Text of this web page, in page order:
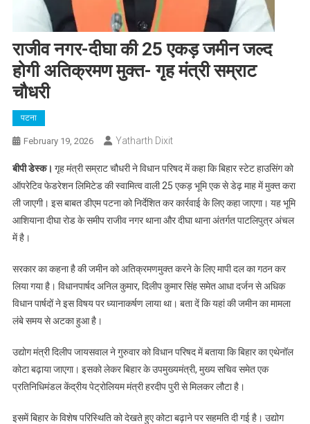
राजीव नगर-दीघा की 25 एकड़ जमीन जल्द
होगी अतिक्रमण मुक्त- गृह मंत्री सम्राट
चौधरी
पटना
February 19, 2026 Yatharth Dixit
बीपी डेस्क। गृह मंत्री सम्राट चौधरी ने विधान परिषद में कहा कि बिहार स्टेट हाउसिंग को
ऑपरेटिव फेडरेशन लिमिटेड की स्वामित्व वाली 25 एकड़ भूमि एक से डेढ़ माह में मुक्त करा
ली जाएगी। इस बाबत डीएम पटना को निर्देशित कर कार्रवाई के लिए कहा जाएगा। यह भूमि
आशियाना दीघा रोड के समीप राजीव नगर थाना और दीघा थाना अंतर्गत पाटलिपुत्र अंचल
में है।
सरकार का कहना है की जमीन को अतिक्रमणमुक्त करने के लिए मापी दल का गठन कर
लिया गया है। विधानपार्षद अनिल कुमार, दिलीप कुमार सिंह समेत आधा दर्जन से अधिक
विधान पार्षदों ने इस विषय पर ध्यानाकर्षण लाया था। बता दें क‍ि यहां की जमीन का मामला
लंबे समय से अटका हुआ है।
उद्योग मंत्री दिलीप जायसवाल ने गुरुवार को विधान परिषद में बताया कि बिहार का एथेनॉल
कोटा बढ़ाया जाएगा। इसको लेकर बिहार के उपमुख्यमंत्री, मुख्य सचिव समेत एक
प्रतिनिधिमंडल केंद्रीय पेट्रोलियम मंत्री हरदीप पुरी से मिलकर लौटा है।
इसमें बिहार के विशेष परिस्थिति को देखते हुए कोटा बढ़ाने पर सहमति दी गई है। उद्योग